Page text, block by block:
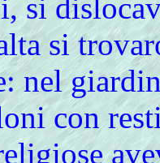
si
si
nel
con